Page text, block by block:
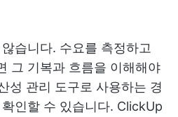
습니다. 수요를 측정하고
그 기복과 흐름을 이해해야
성 관리 도구로 사용하는 경
인할 수 있습니다. ClickUp